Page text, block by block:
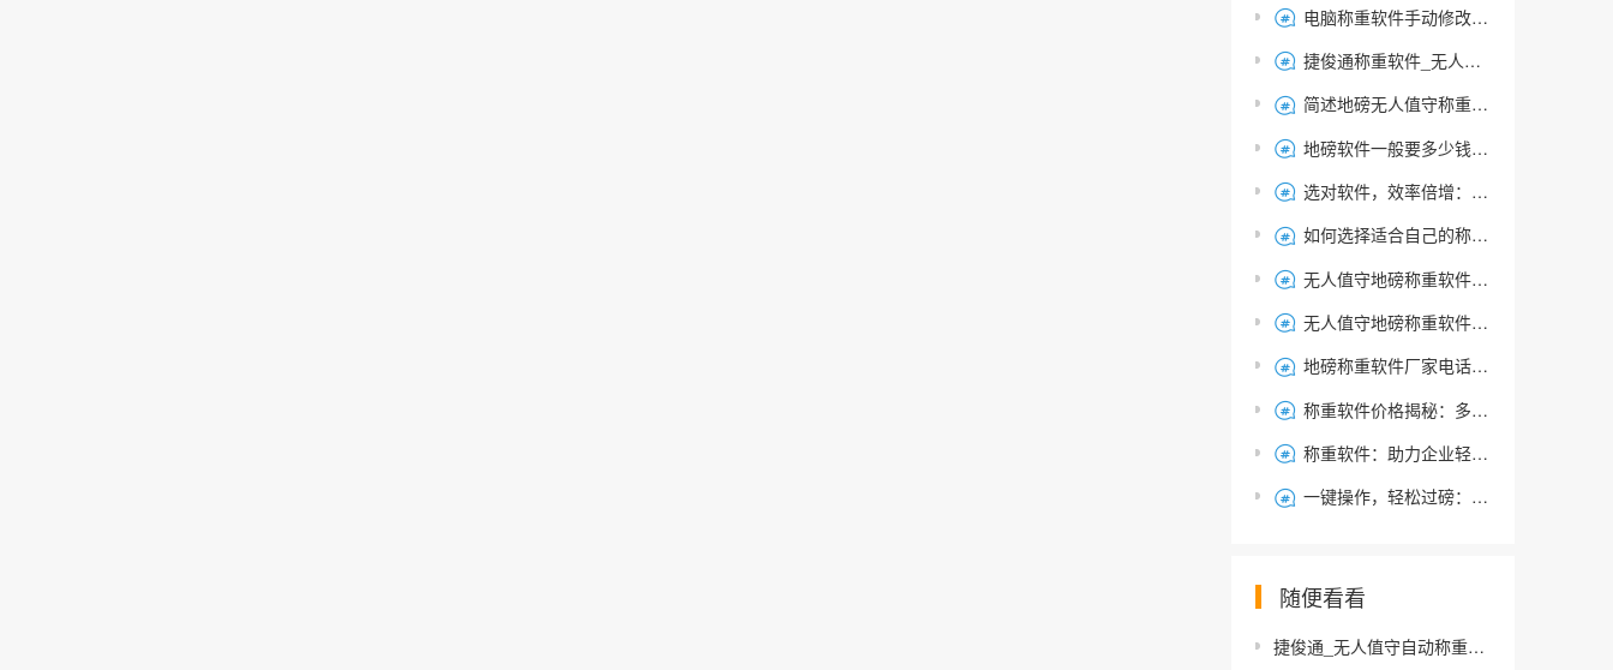
 电脑称重软件手动修改磅单能否自动更新系统数据？
 捷俊通称重软件_无人值守自动称重系统的优势与应用场景
 简述地磅无人值守称重软件功能，实现称重过磅效率提升
 地磅软件一般要多少钱一套 地磅系统软件包含哪些
 选对软件，效率倍增：不同版本称重软件如何决定过磅效能！
 如何选择适合自己的称重软件?
 无人值守地磅称重软件，智能称重管理系统！
 无人值守地磅称重软件十大功能，如何选择适合你的智能称重管理系统
 地磅称重软件厂家电话 | 地磅秤系统厂家 | 捷俊通
 称重软件价格揭秘：多少钱才能获得高效计量解决方案？
 称重软件：助力企业轻松高效管理称重过程-选择指南
 一键操作，轻松过磅：智能称重管理系统中的简单过磅模式解析
随便看看
捷俊通_无人值守自动称重系统的功能及特点详细解析